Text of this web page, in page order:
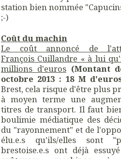
station bien nommée
;-)
Coût du machin
Le coût annoncé de
François Cuillandre « à lui
millions d'euros (Montant
octobre 2013 : 18 M
Brest, cela risque d'être plus
à moyen terme une
titres de transport. Il faut
boulimie médiatique des
du "rayonnement" et de
élu.e.s qu'ils/elles sont
brestoise.e.s ont déjà